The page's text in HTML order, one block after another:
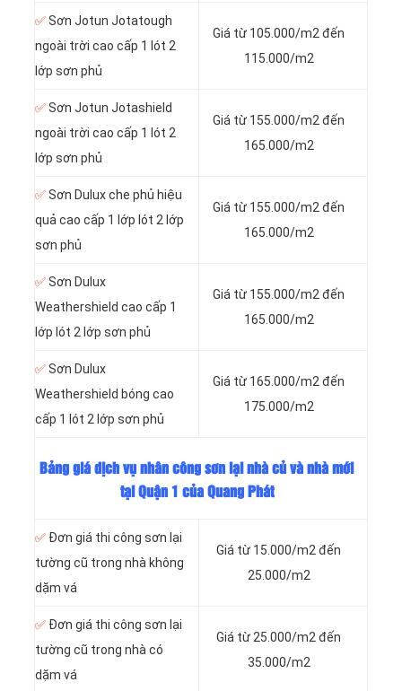
✅Sơn Jotun Jotatough
ngoài trời cao cấp 1 lót 2
lớp sơn phủ
Giá từ 105.000/m2 đến
115.000/m2
✅Sơn Jotun Jotashield
ngoài trời cao cấp 1 lót 2
lớp sơn phủ
Giá từ 155.000/m2 đến
165.000/m2
✅Sơn Dulux che phủ hiệu
quả cao cấp 1 lớp lót 2 lớp
sơn phủ
Giá từ 155.000/m2 đến
165.000/m2
✅Sơn Dulux
Weathershield cao cấp 1
lớp lót 2 lớp sơn phủ
Giá từ 155.000/m2 đến
165.000/m2
✅Sơn Dulux
Weathershield bóng cao
cấp 1 lót 2 lớp sơn phủ
Giá từ 165.000/m2 đến
175.000/m2
Bảng giá dịch vụ nhân công sơn lại nhà củ và nhà mới
tại Quận 1 của Quang Phát
✅ Đơn giá thi công sơn lại
tường cũ trong nhà không
dặm vá
Giá từ 15.000/m2 đến
25.000/m2
✅ Đơn giá thi công sơn lại
tường cũ trong nhà có
dặm vá
Giá từ 25.000/m2 đến
35.000/m2